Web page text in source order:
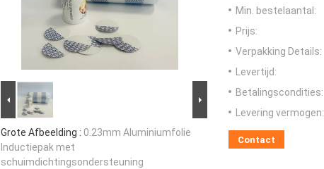
Grote Afbeelding : 0.23mm Aluminiumfolie
Inductiepak met
schuimdichtingsondersteuning
Min. bestelaantal:
Prijs:
Verpakking Details:
Levertijd:
Betalingscondities:
Levering vermogen:
Contact